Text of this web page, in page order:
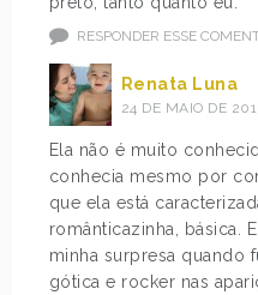
RESPONDER ESSE
Renata Luna
24 DE MAIO DE
Ela não é muito
conhecia mesmo por
que ela está
românticazinha, básica.
minha surpresa quando
gótica e rocker nas